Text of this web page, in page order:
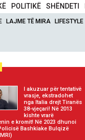
POLITIKË SHËNDETI
LAJME TË MIRA LIFESTYLE
I akuzuar për tentativë
vrasje, ekstradohet
nga Italia drejt Tiranës
38-vjeçari! Në 2013
kishte vrarë
e kromit! Në 2023 dhunoi
Bashkiake Bulqizë